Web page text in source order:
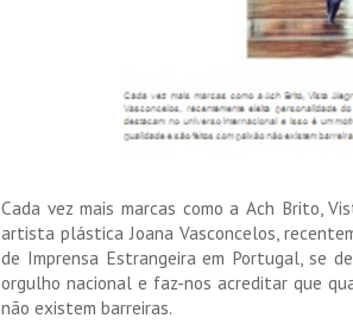
Cada vez mais marcas como a Ach Brito,
artista plástica Joana Vasconcelos,
de Imprensa Estrangeira em Portugal, se
orgulho nacional e faz-nos acreditar que
não existem barreiras.